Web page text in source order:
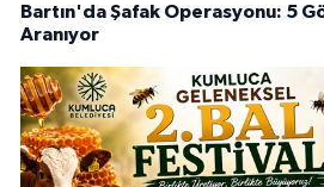
Bartın'da Şafak Operasyonu: 5
Aranıyor